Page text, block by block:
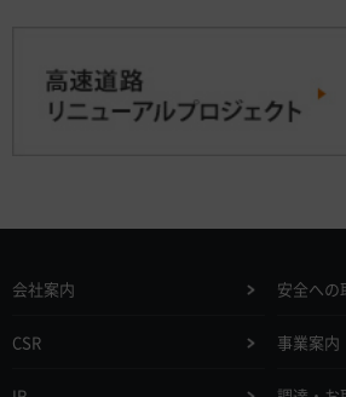
会社案内 安全への
CSR 事業案内